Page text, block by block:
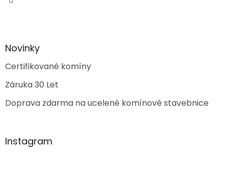
Novinky
Certifikované komíny
Záruka 30 Let
Doprava zdarma na ucelené komínové stavebnice
Instagram